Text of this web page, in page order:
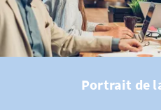
Portrait de